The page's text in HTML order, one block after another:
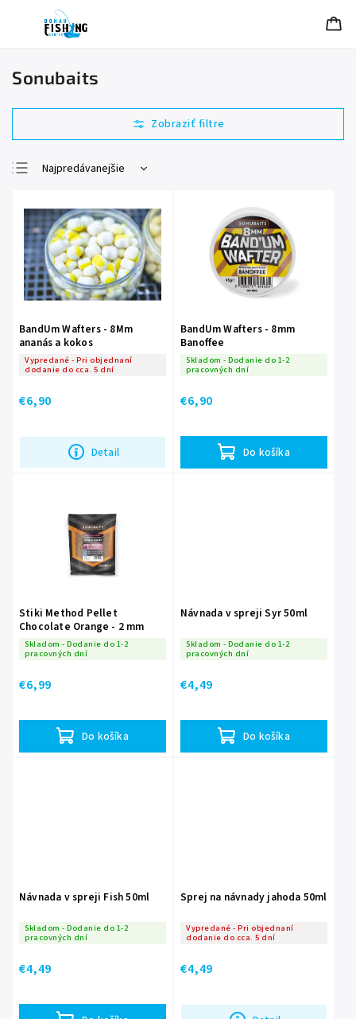
Sonubaits
Najpredávanejšie
Najdrahšie
Abecedne
BandUm Wafters - 8Mm
ananás a kokos
Vypredané - Pri objednaní
dodanie do cca. 5 dní
€6,90
Detail
BandUm Wafters - 8mm
Banoffee
Skladom - Dodanie do 1-2
pracovných dní
€6,90
Do košíka
Stiki Method Pellet
Chocolate Orange - 2 mm
Skladom - Dodanie do 1-2
pracovných dní
€6,99
Do košíka
Návnada v spreji Syr 50ml
Skladom - Dodanie do 1-2
pracovných dní
€4,49
Do košíka
Návnada v spreji Fish 50ml
Skladom - Dodanie do 1-2
pracovných dní
€4,49
Sprej na návnady jahoda 50ml
Vypredané - Pri objednaní
dodanie do cca. 5 dní
€4,49